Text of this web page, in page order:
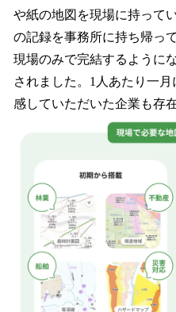
や紙の地図を現場に持って
の記録を事務所に持ち帰っ
現場のみで完結するように
されました。1人あたり一
感していただいた企業も存